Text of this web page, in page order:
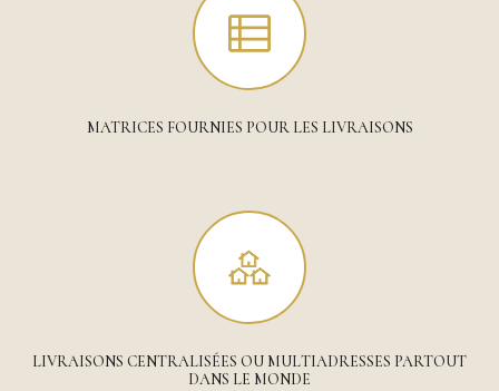
MATRICES FOURNIES POUR LES LIVRAISONS
LIVRAISONS CENTRALISÉES OU MULTIADRESSES PARTOUT
DANS LE MONDE